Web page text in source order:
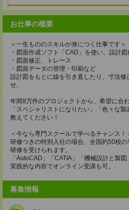
お仕事の概要
＜一生もののスキルが身につく仕事です＞
・図面作成ソフト「CAD」を使い、設計図
・図面修正、トレース
・図面データの管理・印刷など
設計図をもとに線を引き直したり、寸法
せ。
年間8万件のプロジェクトから、希望に合
「スペシャリストになりたい」「色々な
教えてください！
＜今なら専門スクールで学べるチャンス！
研修つきの特別入社の場合、全国約50校
研修を受けられます。
「AutoCAD」「CATIA」「機械設計と製図
実践的な内容でオンライン受講も可。
募集情報